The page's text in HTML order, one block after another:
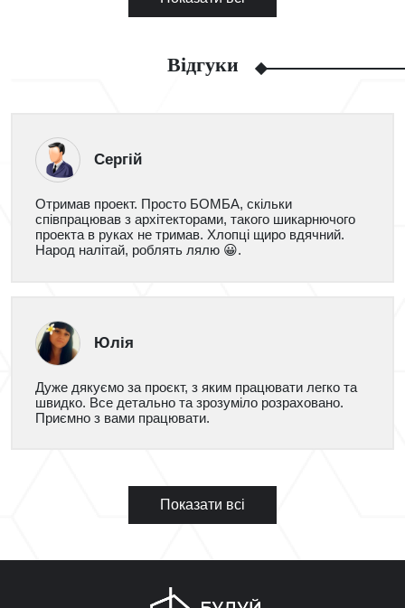
Відгуки
Сергій
Отримав проект. Просто БОМБА, скільки
співпрацював з архітекторами, такого шикарнючого
проекта в руках не тримав. Хлопці щиро вдячний.
Народ налітай, роблять лялю 😀.
Юлія
Дуже дякуємо за проєкт, з яким працювати легко та
швидко. Все детально та зрозуміло розраховано.
Приємно з вами працювати.
Показати всі